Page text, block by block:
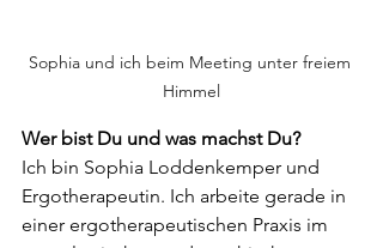
Sophia und ich beim Meeting unter freiem
Himmel
Wer bist Du und was machst Du?
Ich bin Sophia Loddenkemper und
Ergotherapeutin. Ich arbeite gerade in
einer ergotherapeutischen Praxis im